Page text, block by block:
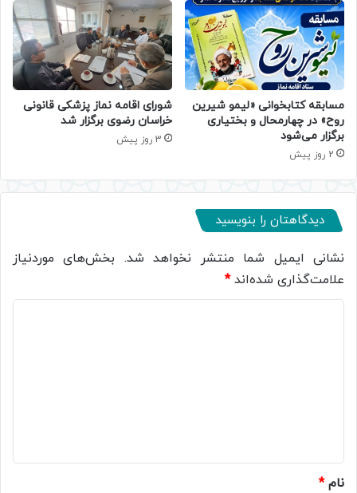
مسابقه کتابخوانی «لیمو شیرین
روح» در چهارمحال و بختیاری
برگزار می‌شود
2 روز پیش
شورای اقامه نماز پزشکی قانونی
خراسان رضوی برگزار شد
3 روز پیش
دیدگاهتان را بنویسید
نشانی ایمیل شما منتشر نخواهد شد. بخش‌های موردنیاز
علامت‌گذاری شده‌اند*
نام*